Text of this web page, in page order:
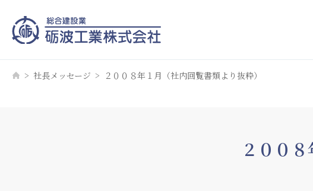
社長メッセージ ２００８年１月（社内回覧書類より抜粋）
２００